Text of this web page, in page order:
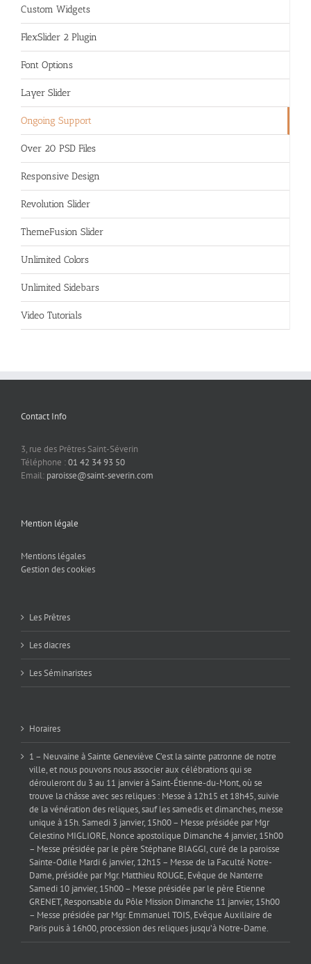
Custom Widgets
FlexSlider 2 Plugin
Font Options
Layer Slider
Ongoing Support
Over 20 PSD Files
Responsive Design
Revolution Slider
ThemeFusion Slider
Unlimited Colors
Unlimited Sidebars
Video Tutorials
Contact Info
3, rue des Prêtres Saint-Séverin
Téléphone :01 42 34 93 50
Email: paroisse@saint-severin.com
Mention légale
Mentions légales
Gestion des cookies
Les Prêtres
Les diacres
Les Séminaristes
Horaires
1 – Neuvaine à Sainte Geneviève C’est la sainte patronne de notre
ville, et nous pouvons nous associer aux célébrations qui se
dérouleront du 3 au 11 janvier à Saint-Étienne-du-Mont, où se
trouve la châsse avec ses reliques : Messe à 12h15 et 18h45, suivie
de la vénération des reliques, sauf les samedis et dimanches, messe
unique à 15h. Samedi 3 janvier, 15h00 – Messe présidée par Mgr
Celestino MIGLIORE, Nonce apostolique Dimanche 4 janvier, 15h00
– Messe présidée par le père Stéphane BIAGGI, curé de la paroisse
Sainte-Odile Mardi 6 janvier, 12h15 – Messe de la Faculté Notre-
Dame, présidée par Mgr. Matthieu ROUGE, Evêque de Nanterre
Samedi 10 janvier, 15h00 – Messe présidée par le père Etienne
GRENET, Responsable du Pôle Mission Dimanche 11 janvier, 15h00
– Messe présidée par Mgr. Emmanuel TOIS, Evêque Auxiliaire de
Paris puis à 16h00, procession des reliques jusqu’à Notre-Dame.